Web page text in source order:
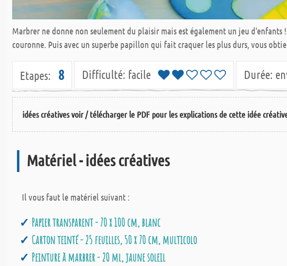
Marbrer ne donne non seulement du plaisir mais est également un jeu
couronne. Puis avec un superbe papillon qui fait craquer les plus durs, vous
Etapes: 8 Difficulté: facile Durée:
idées créatives voir / télécharger le PDF pour les explications de cette idée
Matériel - idées créatives
Il vous faut le matériel suivant :
Papier transparent - 70 x 100 cm, blanc
Carton teinté - 25 feuilles, 50 x 70 cm, multicolo
Peinture à marbrer - 20 ml, jaune soleil